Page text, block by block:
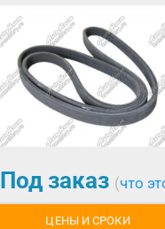
Под заказ (что
ЦЕНЫ И СРОКИ